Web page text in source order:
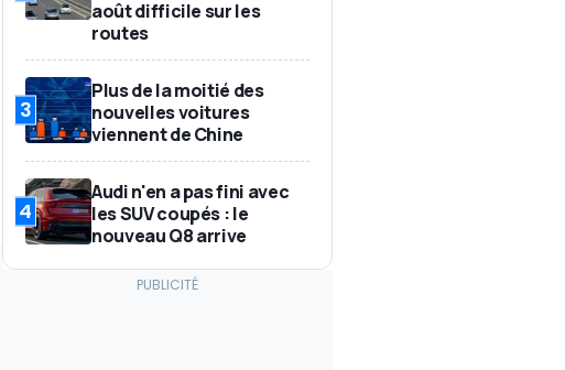
août difficile sur les
routes
3
Plus de la moitié des
nouvelles voitures
viennent de Chine
4
Audi n'en a pas fini avec
les SUV coupés : le
nouveau Q8 arrive